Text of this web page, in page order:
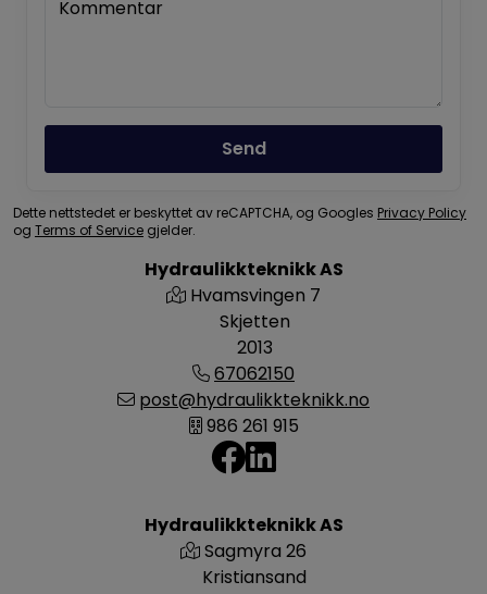
Hydraulikkteknikk AS
Hvamsvingen 7
Skjetten
2013
67062150
post@hydraulikkteknikk.no
986 261 915
Hydraulikkteknikk AS
Sagmyra 26
Kristiansand
Kommentar
Send
Dette nettstedet er beskyttet av reCAPTCHA, og Googles Privacy Policy
og Terms of Service gjelder.